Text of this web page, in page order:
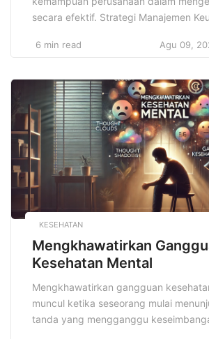
secara efektif. Strategi Manajemen
apakah sebuah perusahaan mampu
ketat dan dinamis. Dengan
tepat dan konsisten, perusahaan
penggunaan dana yang efisien,
keuangan yang […]
6 min read Agu 09,
KESEHATAN
Mengkhawatirkan
Kesehatan Mental
Mengkhawatirkan gangguan
muncul ketika seseorang mulai
tanda yang mengganggu